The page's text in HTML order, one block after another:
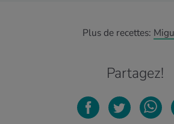
Plus de recettes:
Partagez!